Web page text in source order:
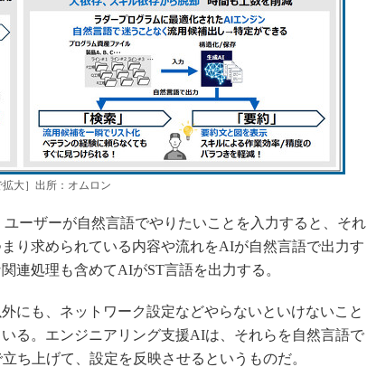
大］出所：オムロン
ーザーが自然言語でやりたいことを入力すると、それ
り求められている内容や流れをAIが自然言語で出力す
連処理も含めてAIがST言語を出力する。
にも、ネットワーク設定などやらないといけないこと
る。エンジニアリング支援AIは、それらを自然言語で
ち上げて、設定を反映させるというものだ。